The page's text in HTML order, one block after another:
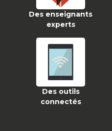
Des enseignants
experts
Des outils
connectés